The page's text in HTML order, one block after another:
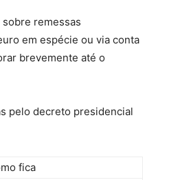
remessas
em espécie ou via conta
brevemente até o
pelo decreto presidencial
fica